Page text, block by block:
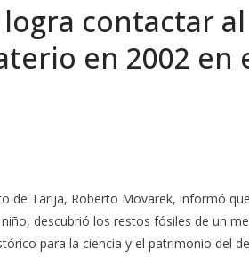
contactar
en 2002 en
de Tarija, Roberto Movarek, informó
descubrió los restos fósiles de un
para la ciencia y el patrimonio del